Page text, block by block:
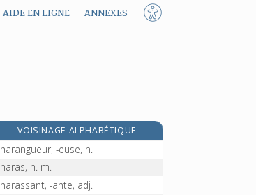
AIDE EN LIGNE ANNEXES
VOISINAGE ALPHABÉTIQUE
haranguer, v. tr.
harangueur, -euse, n.
haras, n. m.
harassant, -ante, adj.